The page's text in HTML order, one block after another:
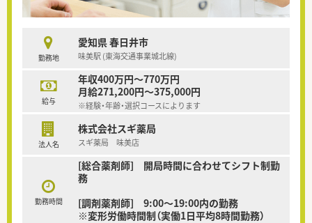
勤務地
愛知県 春日井市
味美駅 (東海交通事業城北線)
給与
年収400万円～770万円
月給271,200円～375,000円
※経験・年齢・選択コースによります
法人名
株式会社スギ薬局
スギ薬局 味美店
勤務時間
[総合薬剤師] 開局時間に合わせてシフト制勤
務
[調剤薬剤師] 9:00～19:00内の勤務
※変形労働時間制（実働1日平均8時間勤務）